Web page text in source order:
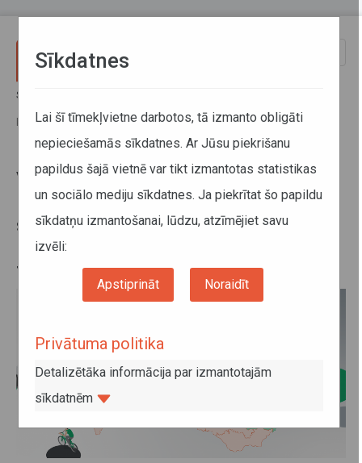
Sākums
kvalitātes prasības reģionālajam sabiedriskajam transportam
Visā Latvijā pakāpeniski
paaugstinās pakalpojuma
sniegšanas kvalitātes prasības
reģionālajam sabiedriskajam
transportam
Sīkdatnes
Lai šī tīmekļvietne darbotos, tā izmanto obligāti
nepieciešamās sīkdatnes. Ar Jūsu piekrišanu
papildus šajā vietnē var tikt izmantotas statistikas
un sociālo mediju sīkdatnes. Ja piekrītat šo papildu
sīkdatņu izmantošanai, lūdzu, atzīmējiet savu
izvēli:
Apstiprināt Noraidīt
Privātuma politika
Detalizētāka informācija par izmantotajām
sīkdatnēm